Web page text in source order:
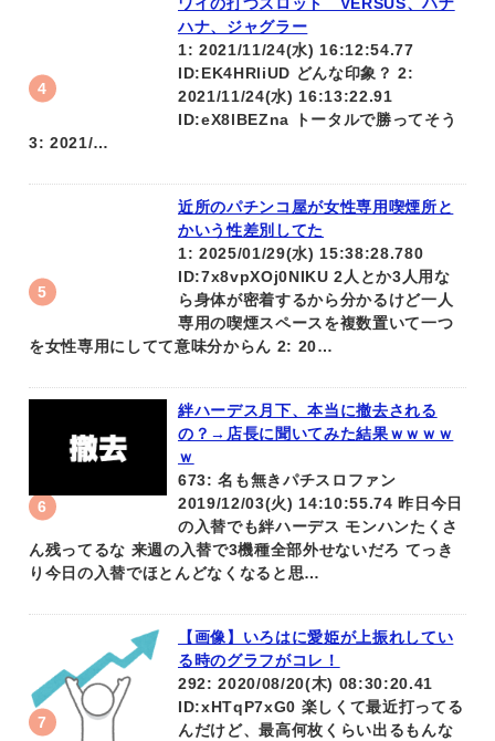
ワイの打つスロット VERSUS、ハナ
ハナ、ジャグラー
1: 2021/11/24(水) 16:12:54.77
ID:EK4HRliUD どんな印象？ 2:
2021/11/24(水) 16:13:22.91
ID:eX8lBEZna トータルで勝ってそう
3: 2021/…
近所のパチンコ屋が女性専用喫煙所と
かいう性差別してた
1: 2025/01/29(水) 15:38:28.780
ID:7x8vpXOj0NIKU 2人とか3人用な
ら身体が密着するから分かるけど一人
専用の喫煙スペースを複数置いて一つ
を女性専用にしてて意味分からん 2: 20…
絆ハーデス月下、本当に撤去される
の？→店長に聞いてみた結果ｗｗｗｗ
ｗ
673: 名も無きパチスロファン
2019/12/03(火) 14:10:55.74 昨日今日
の入替でも絆ハーデス モンハンたくさ
ん残ってるな 来週の入替で3機種全部外せないだろ てっき
り今日の入替でほとんどなくなると思…
【画像】いろはに愛姫が上振れしてい
る時のグラフがコレ！
292: 2020/08/20(木) 08:30:20.41
ID:xHTqP7xG0 楽しくて最近打ってる
んだけど、最高何枚くらい出るもんな